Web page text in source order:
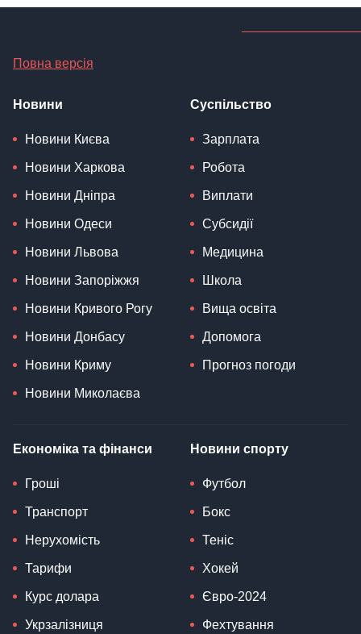
Повна версія
Новини
Новини Києва
Новини Харкова
Новини Дніпра
Новини Одеси
Новини Львова
Новини Запоріжжя
Новини Кривого Рогу
Новини Донбасу
Новини Криму
Новини Миколаєва
Суспільство
Зарплата
Робота
Виплати
Субсидії
Медицина
Школа
Вища освіта
Допомога
Прогноз погоди
Економіка та фінанси
Гроші
Транспорт
Нерухомість
Тарифи
Курс долара
Укрзалізниця
Новини спорту
Футбол
Бокс
Теніс
Хокей
Євро-2024
Фехтування